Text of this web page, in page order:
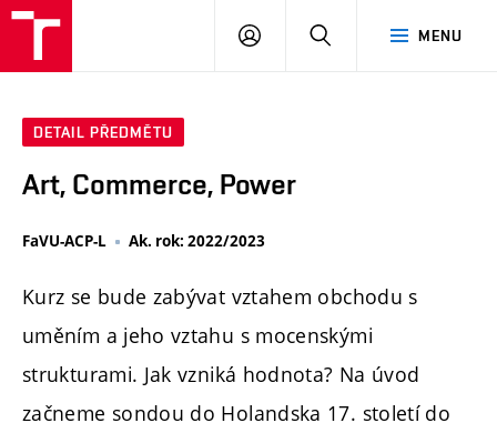
MENU
PŘIHLÁSIT
DETAIL PŘEDMĚTU
Art, Commerce, Power
FaVU-ACP-L Ak. rok: 2022/2023
Kurz se bude zabývat vztahem obchodu s
uměním a jeho vztahu s mocenskými
strukturami. Jak vzniká hodnota? Na úvod
začneme sondou do Holandska 17. století do